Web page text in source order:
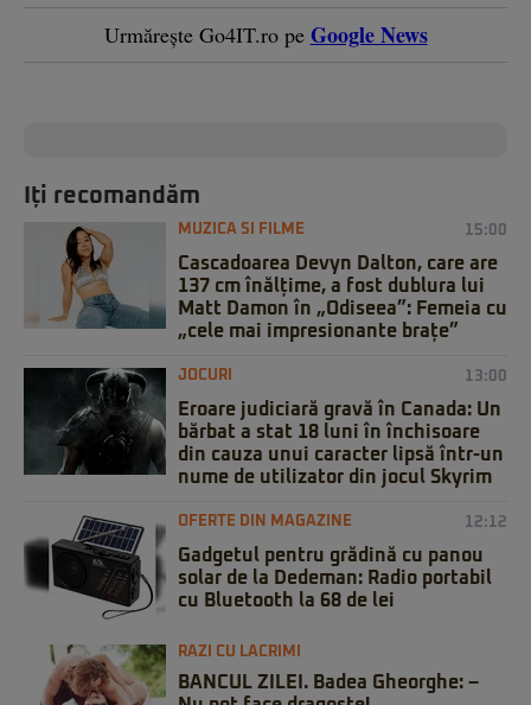
Urmărește Go4IT.ro pe Google News
Iți recomandăm
MUZICA SI FILME 15:00
Cascadoarea Devyn Dalton, care are
137 cm înălțime, a fost dublura lui
Matt Damon în „Odiseea”: Femeia cu
„cele mai impresionante brațe”
JOCURI 13:00
Eroare judiciară gravă în Canada: Un
bărbat a stat 18 luni în închisoare
din cauza unui caracter lipsă într-un
nume de utilizator din jocul Skyrim
OFERTE DIN MAGAZINE 12:12
Gadgetul pentru grădină cu panou
solar de la Dedeman: Radio portabil
cu Bluetooth la 68 de lei
RAZI CU LACRIMI
BANCUL ZILEI. Badea Gheorghe: –